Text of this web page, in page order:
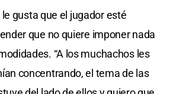
gusta que el jugador esté
que no quiere imponer nada
“A los muchachos les
concentrando, el tema de las